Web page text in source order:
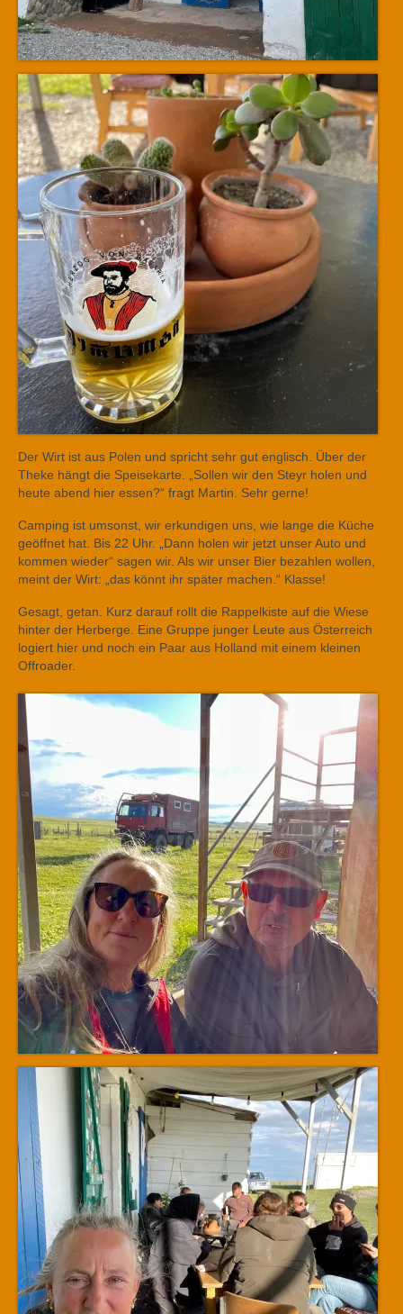
Der Wirt ist aus Polen und spricht sehr gut englisch. Über der
Theke hängt die Speisekarte. „Sollen wir den Steyr holen und
heute abend hier essen?“ fragt Martin. Sehr gerne!
Camping ist umsonst, wir erkundigen uns, wie lange die Küche
geöffnet hat. Bis 22 Uhr. „Dann holen wir jetzt unser Auto und
kommen wieder“ sagen wir. Als wir unser Bier bezahlen wollen,
meint der Wirt: „das könnt ihr später machen.“ Klasse!
Gesagt, getan. Kurz darauf rollt die Rappelkiste auf die Wiese
hinter der Herberge. Eine Gruppe junger Leute aus Österreich
logiert hier und noch ein Paar aus Holland mit einem kleinen
Offroader.